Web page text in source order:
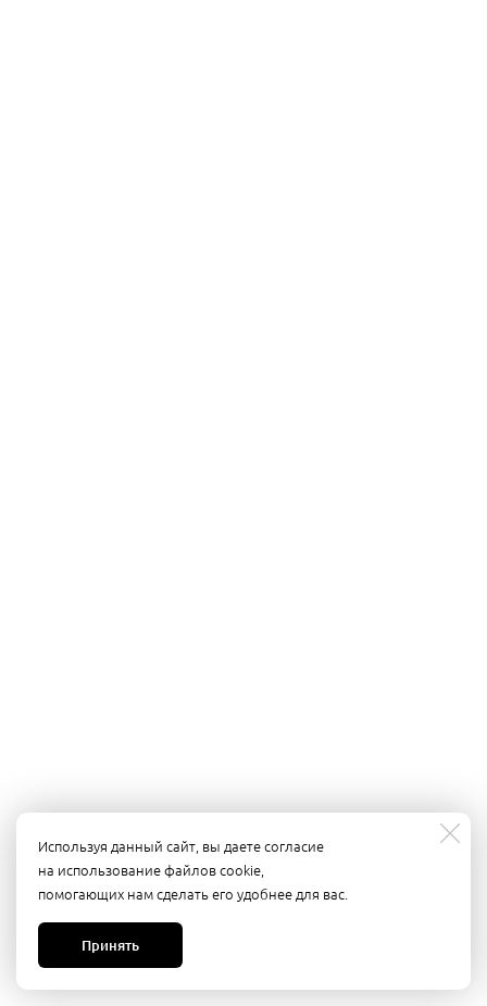
Используя данный сайт, вы даете согласие
на использование файлов cookie,
помогающих нам сделать его удобнее для вас.
Принять